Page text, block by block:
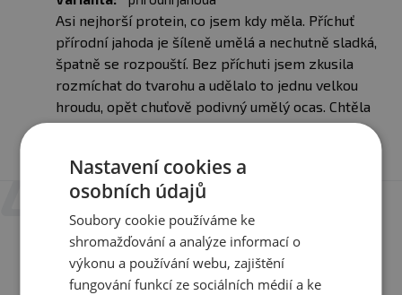
Asi nejhorší protein, co jsem kdy měla. Příchuť
přírodní jahoda je šíleně umělá a nechutně sladká,
špatně se rozpouští. Bez příchuti jsem zkusila
rozmíchat do tvarohu a udělalo to jednu velkou
hroudu, opět chuťově podivný umělý ocas. Chtěla
jsem ušetřit a akorát to letí do koše, to se fakt
8. 10. 2025 v 11:31
Ladislav Širc
Varianta: vanilka
dobrý rostlinný doplněk
Nastavení cookies a
osobních údajů
Soubory cookie používáme ke
shromažďování a analýze informací o
výkonu a používání webu, zajištění
fungování funkcí ze sociálních médií a ke